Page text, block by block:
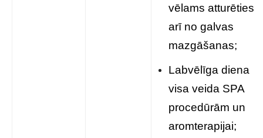
vēlams atturēties
arī no galvas
mazgāšanas;
Labvēlīga diena
visa veida SPA
procedūrām un
aromterapijai;